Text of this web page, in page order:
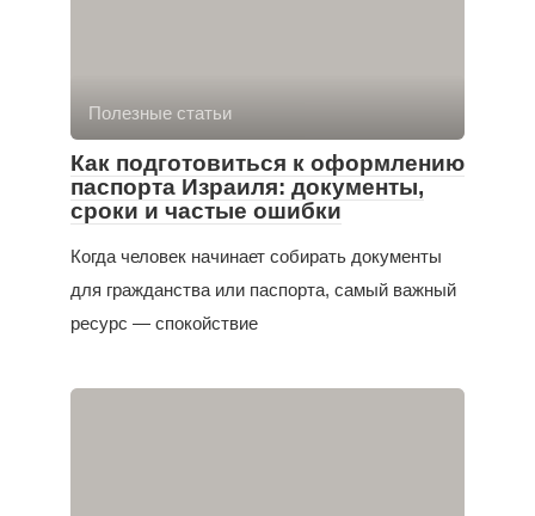
Полезные статьи
Как подготовиться к оформлению
паспорта Израиля: документы,
сроки и частые ошибки
Когда человек начинает собирать документы
для гражданства или паспорта, самый важный
ресурс — спокойствие